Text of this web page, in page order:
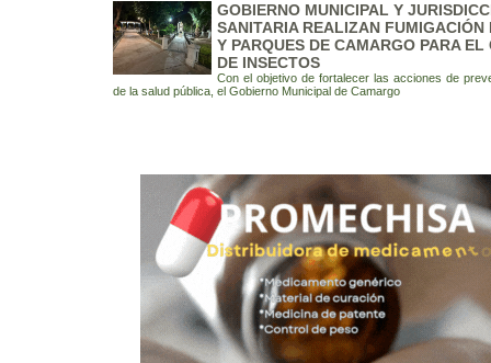
GOBIERNO MUNICIPAL Y
SANITARIA REALIZAN FUMIGACIÓN
Y PARQUES DE CAMARGO PARA EL
DE INSECTOS
Con el objetivo de fortalecer las acciones de
de la salud pública, el Gobierno Municipal de Camargo